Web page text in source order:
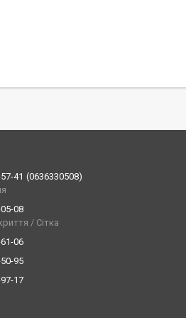
41
0636330508
08
/ Сітка
06
95
17